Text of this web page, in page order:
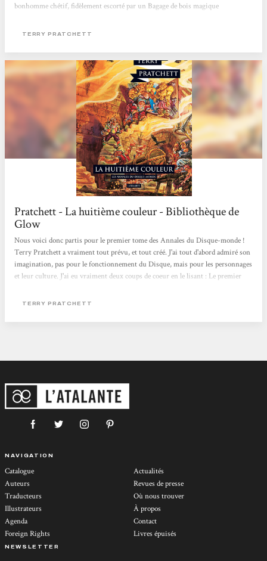
bonhomme chétif, fidèlement escorté par un Bagage de bois magique
Patricien avait chargé le calamiteux sorcier Rincevent de sa sécurité dans la cité
TERRY PRATCHETT
Pratchett - La huitième couleur - Bibliothèque de
Glow
Nous voici donc partis pour le premier tome des Annales du Disque-monde !
Terry Pratchett a vraiment tout prévu, et tout créé. J'ai tout d'abord admiré son
imagination, pas pour le fonctionnement du Disque, mais pour les personnages
et leur culture. J'ai eu vraiment deux coups de coeur en le lisant : Le premier
propriétaire jusqu'à sa mort. Ses propriétés magiques sont dues au poirier
personnage omniprésent dans tout les livres de la série...
TERRY PRATCHETT
NAVIGATION
Catalogue
Auteurs
Traducteurs
Illustrateurs
Agenda
Foreign Rights
Actualités
Revues de presse
Où nous trouver
À propos
Contact
Livres épuisés
NEWSLETTER